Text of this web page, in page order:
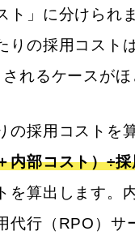
ト」に分けられ
りの採用コスト
れるケースが
の採用コストを
内部コスト）÷
を算出します。
代行（RPO）サ